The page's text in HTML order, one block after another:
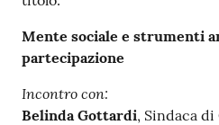
Mente sociale e strumenti
partecipazione
Incontro con:
Belinda Gottardi, Sindaca